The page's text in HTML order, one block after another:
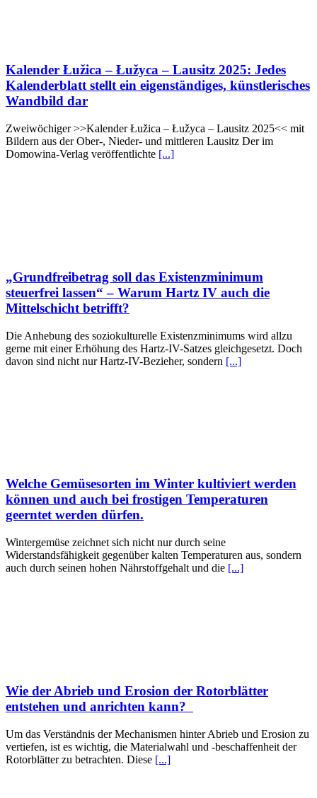
Kalender Łužica – Łužyca – Lausitz 2025: Jedes
Kalenderblatt stellt ein eigenständiges, künstlerisches
Wandbild dar
Zweiwöchiger >>Kalender Łužica – Łužyca – Lausitz 2025<< mit
Bildern aus der Ober-, Nieder- und mittleren Lausitz Der im
Domowina-Verlag veröffentlichte [...]
„Grundfreibetrag soll das Existenzminimum
steuerfrei lassen“ – Warum Hartz IV auch die
Mittelschicht betrifft?
Die Anhebung des soziokulturelle Existenzminimums wird allzu
gerne mit einer Erhöhung des Hartz-IV-Satzes gleichgesetzt. Doch
davon sind nicht nur Hartz-IV-Bezieher, sondern [...]
Welche Gemüsesorten im Winter kultiviert werden
können und auch bei frostigen Temperaturen
geerntet werden dürfen.
Wintergemüse zeichnet sich nicht nur durch seine
Widerstandsfähigkeit gegenüber kalten Temperaturen aus, sondern
auch durch seinen hohen Nährstoffgehalt und die [...]
Wie der Abrieb und Erosion der Rotorblätter
entstehen und anrichten kann?
Um das Verständnis der Mechanismen hinter Abrieb und Erosion zu
vertiefen, ist es wichtig, die Materialwahl und -beschaffenheit der
Rotorblätter zu betrachten. Diese [...]